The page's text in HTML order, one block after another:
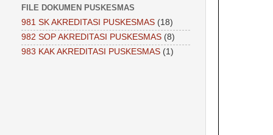
FILE DOKUMEN PUSKESMAS
981 SK AKREDITASI PUSKESMAS (18)
982 SOP AKREDITASI PUSKESMAS (8)
983 KAK AKREDITASI PUSKESMAS (1)